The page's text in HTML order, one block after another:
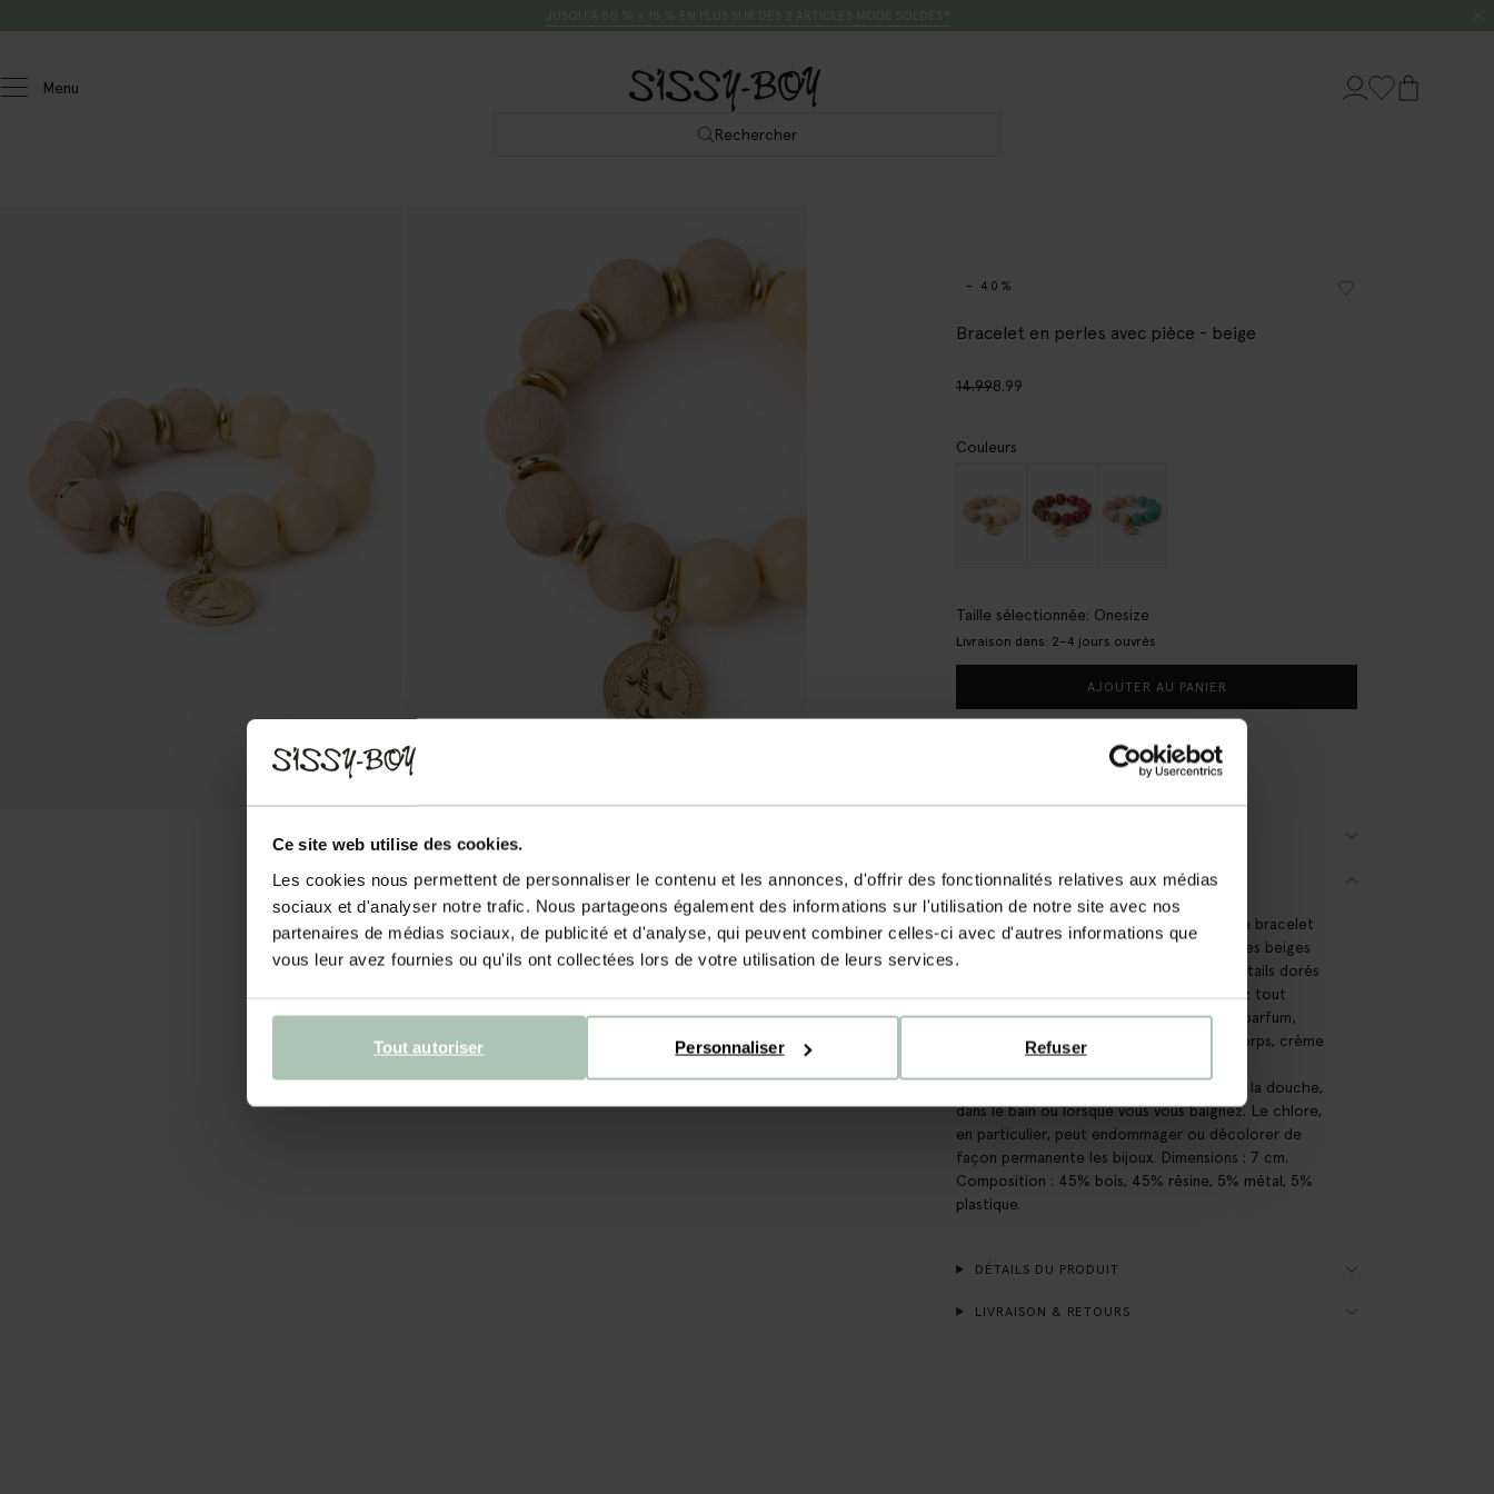
Ce site web utilise des cookies.
Les cookies nous permettent de personnaliser le contenu et les annonces, d'offrir des fonctionnalités relatives aux médias
sociaux et d'analyser notre trafic. Nous partageons également des informations sur l'utilisation de notre site avec nos
partenaires de médias sociaux, de publicité et d'analyse, qui peuvent combiner celles-ci avec d'autres informations que
vous leur avez fournies ou qu'ils ont collectées lors de votre utilisation de leurs services.
Refuser
Personnaliser
Tout autoriser
Menu
Rechercher
- 40%
Bracelet en perles avec pièce - beige
14.998.99
Couleurs
Taille sélectionnée: Onesize
Livraison dans: 2–4 jours ouvrés
AJOUTER AU PANIER
Délai de rétractation de 14 jours
DESCRIPTION
Bracelet en perles beiges de Sissy-Boy. Le bracelet
est composé de perles en bois et de perles beiges
en résine. Le bracelet a également des détails dorés
et une breloque en forme de pièce. Évitez tout
contact avec des produits cosmétiques (parfum,
laque, démaquillant, dissolvant, huile de corps, crème
déodorant). Ne portez pas les bijoux sous la douche,
dans le bain ou lorsque vous vous baignez. Le chlore,
en particulier, peut endommager ou décolorer de
façon permanente les bijoux. Dimensions : 7 cm.
Composition : 45% bois, 45% résine, 5% métal, 5%
plastique.
DÉTAILS DU PRODUIT
LIVRAISON & RETOURS